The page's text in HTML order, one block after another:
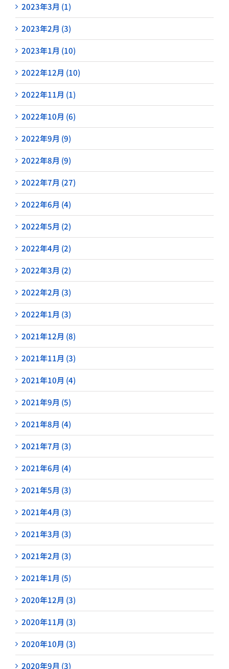
2023年3月 (1)
2023年2月 (3)
2023年1月 (10)
2022年12月 (10)
2022年11月 (1)
2022年10月 (6)
2022年9月 (9)
2022年8月 (9)
2022年7月 (27)
2022年6月 (4)
2022年5月 (2)
2022年4月 (2)
2022年3月 (2)
2022年2月 (3)
2022年1月 (3)
2021年12月 (8)
2021年11月 (3)
2021年10月 (4)
2021年9月 (5)
2021年8月 (4)
2021年7月 (3)
2021年6月 (4)
2021年5月 (3)
2021年4月 (3)
2021年3月 (3)
2021年2月 (3)
2021年1月 (5)
2020年12月 (3)
2020年11月 (3)
2020年10月 (3)
2020年9月 (3)